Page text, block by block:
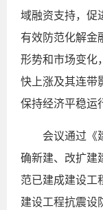
域融资支持，促
有效防范化解金
形势和市场变化
快上涨及其连带
保持经济平稳运
会议通过《
确新建、改扩建
范已建成建设工
建设工程抗震设